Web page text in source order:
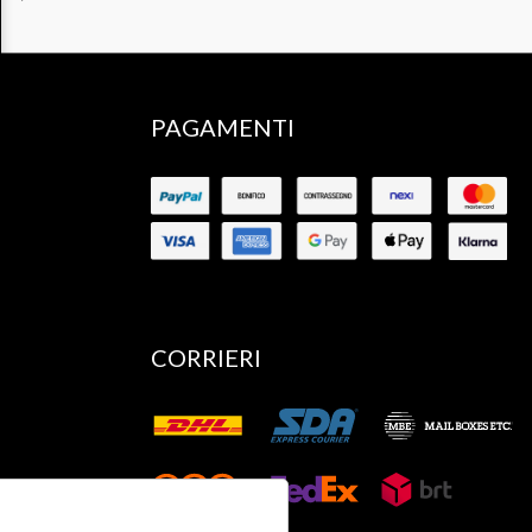
PAGAMENTI
CORRIERI